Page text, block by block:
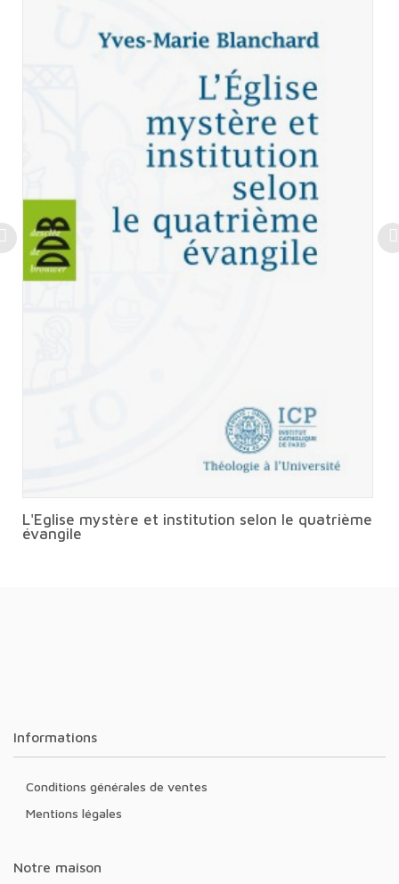
L'Eglise mystère et institution selon le quatrième
évangile
Informations
Conditions générales de ventes
Mentions légales
Notre maison